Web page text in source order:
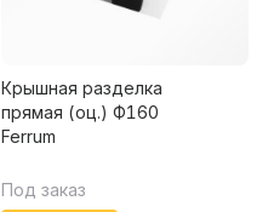
Крышная разделка
прямая (оц.) Ф160
Ferrum
Под заказ